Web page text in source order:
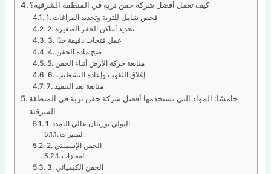
كيف تعمل أفضل شركة حقن تربة في المنطقة الشرقية؟
1. فحص شامل للتربة وتحديد الفراغات
2. تحديد أماكن الحفر الصغيرة
3. عمل فتحات دقيقة جدًا
4. ضخ مادة الحقن
5. متابعة حركة الأرض أثناء الحقن
6. إغلاق الثقوب وإعادة التشطيب
7. متابعة بعد التنفيذ
خامسًا: المواد التي تستخدمها أفضل شركة حقن تربة في المنطقة
الشرقية
1. البولي يوريثان عالي التمدد
المميزات:
2. الحقن الإسمنتي
المميزات:
3. الحقن الكيميائي